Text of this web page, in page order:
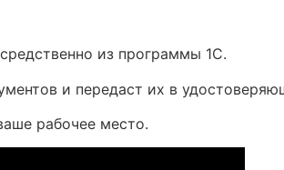
из программы 1С.
и передаст их в
рабочее место.